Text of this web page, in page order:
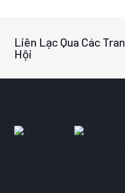
Liên Lạc Qua Các
Hội